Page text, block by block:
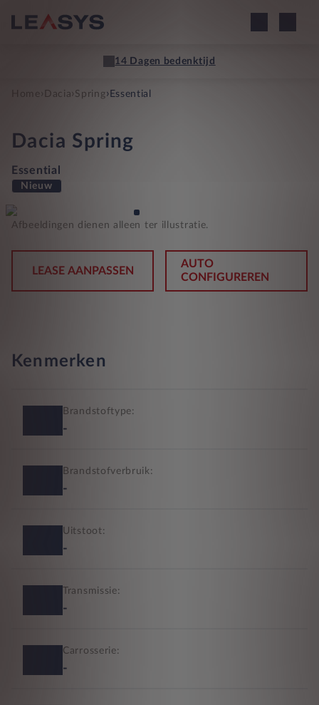
14 Dagen bedenktijd
Home Dacia› Spring› Essential
Dacia Spring
Essential
Nieuw
Afbeeldingen dienen alleen ter illustratie.
LEASE AANPASSEN
AUTO
CONFIGUREREN
Kenmerken
Brandstoftype:
-
Brandstofverbruik:
-
Uitstoot:
-
Transmissie:
-
Carrosserie:
-